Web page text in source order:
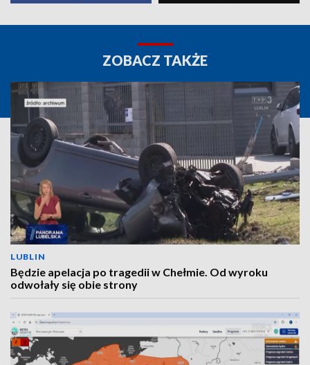
ZOBACZ TAKŻE
LUBLIN
Będzie apelacja po tragedii w Chełmie. Od wyroku
odwołały się obie strony